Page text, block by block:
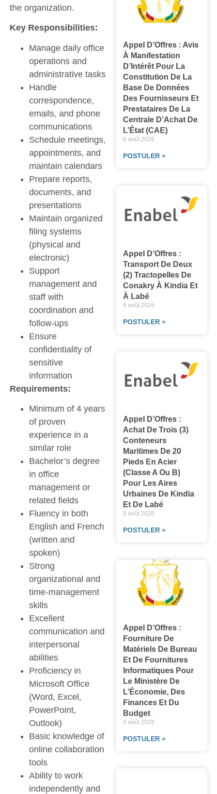
the organization.
Key Responsibilities:
Manage daily office
operations and
administrative tasks
Handle
correspondence,
emails, and phone
communications
Schedule meetings,
appointments, and
maintain calendars
Prepare reports,
documents, and
presentations
Maintain organized
filing systems
(physical and
electronic)
Support
management and
staff with
coordination and
follow-ups
Ensure
confidentiality of
sensitive
information
Requirements:
Minimum of 4 years
of proven
experience in a
similar role
Bachelor’s degree
in office
management or
related fields
Fluency in both
English and French
(written and
spoken)
Strong
organizational and
time-management
skills
Excellent
communication and
interpersonal
abilities
Proficiency in
Microsoft Office
(Word, Excel,
PowerPoint,
Outlook)
Basic knowledge of
online collaboration
tools
Ability to work
independently and
Appel D’Offres : Avis
À Manifestation
D’Intérêt Pour La
Constitution De La
Base De Données
Des Fournisseurs Et
Prestataires De La
Centrale D’Achat De
L’État (CAE)
6 août 2026
POSTULER »
Appel D’Offres :
Transport De Deux
(2) Tractopelles De
Conakry À Kindia Et
À Labé
6 août 2026
POSTULER »
Appel D’Offres :
Achat De Trois (3)
Conteneurs
Maritimes De 20
Pieds En Acier
(classe A Ou B)
Pour Les Aires
Urbaines De Kindia
Et De Labé
6 août 2026
POSTULER »
Appel D’Offres :
Fourniture De
Matériels De Bureau
Et De Fournitures
Informatiques Pour
Le Ministère De
L’Économie, Des
Finances Et Du
Budget
5 août 2026
POSTULER »